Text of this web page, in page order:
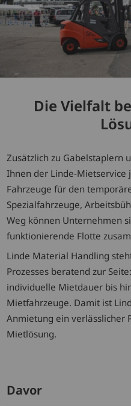
Die Vielfalt
Zusätzlich zu Gabelstaplern
Ihnen der Linde-Mietservice
Fahrzeuge für den
Spezialfahrzeuge,
Weg können Unternehmen
funktionierende Flotte
Linde Material Handling
Prozesses beratend zur
individuelle Mietdauer bis
Mietfahrzeuge. Damit ist
Anmietung ein verlässlicher
Mietlösung.
Davor